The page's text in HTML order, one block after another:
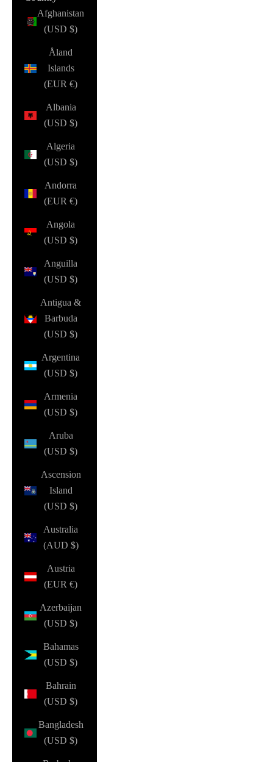
Afghanistan
(USD $)
Åland
Islands
(EUR €)
Albania
(USD $)
Algeria
(USD $)
Andorra
(EUR €)
Angola
(USD $)
Anguilla
(USD $)
Antigua &
Barbuda
(USD $)
Argentina
(USD $)
Armenia
(USD $)
Aruba
(USD $)
Ascension
Island
(USD $)
Australia
(AUD $)
Austria
(EUR €)
Azerbaijan
(USD $)
Bahamas
(USD $)
Bahrain
(USD $)
Bangladesh
(USD $)